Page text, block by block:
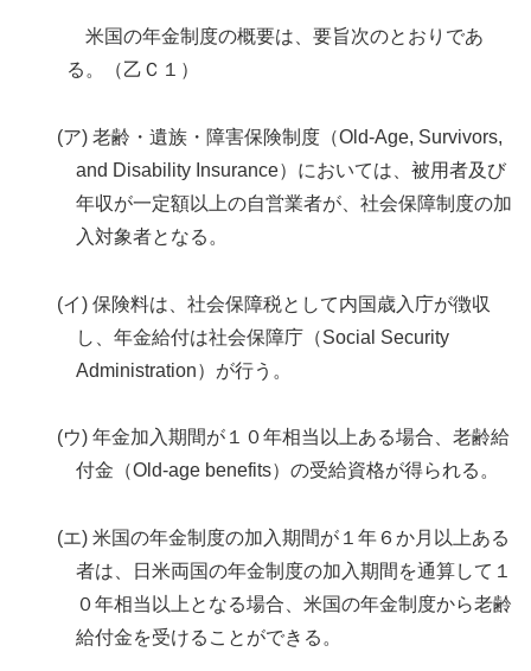
米国の年金制度の概要は、要旨次のとおりであ
る。（乙Ｃ１）
(ア) 老齢・遺族・障害保険制度（Old-Age, Survivors,
and Disability Insurance）においては、被用者及び
年収が一定額以上の自営業者が、社会保障制度の加
入対象者となる。
(イ) 保険料は、社会保障税として内国歳入庁が徴収
し、年金給付は社会保障庁（Social Security
Administration）が行う。
(ウ) 年金加入期間が１０年相当以上ある場合、老齢給
付金（Old-age benefits）の受給資格が得られる。
(エ) 米国の年金制度の加入期間が１年６か月以上ある
者は、日米両国の年金制度の加入期間を通算して１
０年相当以上となる場合、米国の年金制度から老齢
給付金を受けることができる。